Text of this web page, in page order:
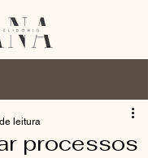
processos
leitura